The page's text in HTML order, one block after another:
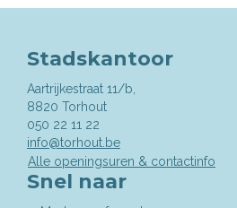
Stadskantoor
Aartrijkestraat 11/b,
,8820 Torhout
050 22 11 22
info@torhout.be
Alle openingsuren & contactinfo
Snel naar